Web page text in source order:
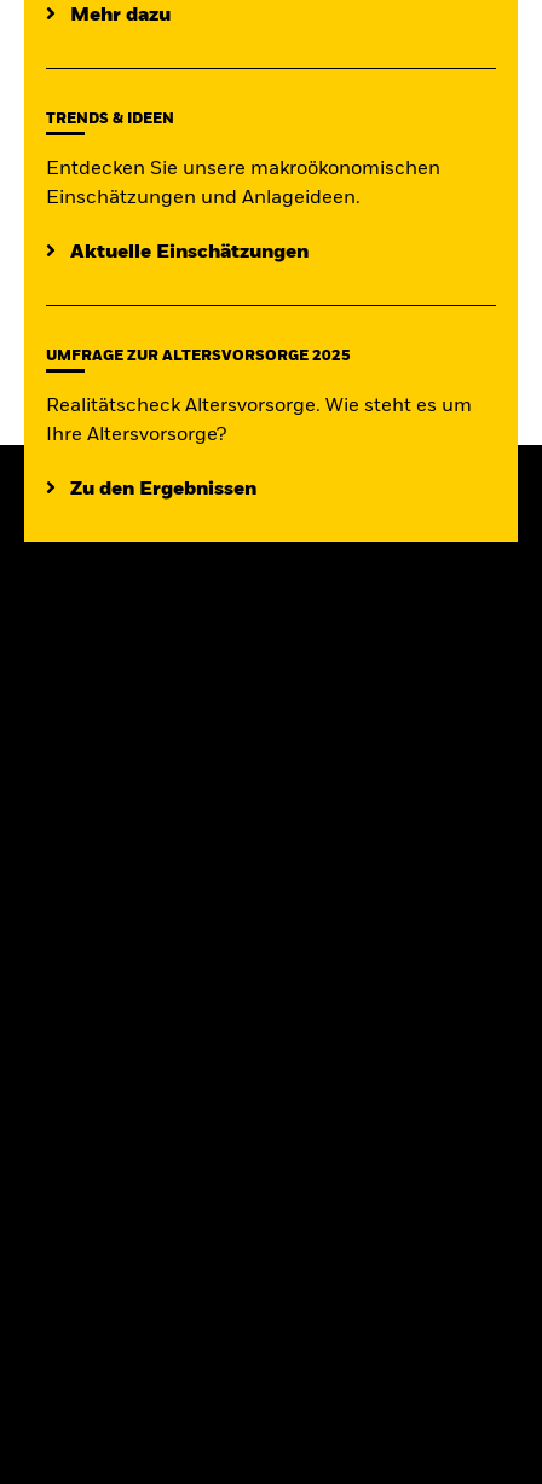
Mehr dazu
TRENDS & IDEEN
Entdecken Sie unsere makroökonomischen
Einschätzungen und Anlageideen.
Aktuelle Einschätzungen
UMFRAGE ZUR ALTERSVORSORGE 2025
Realitätscheck Altersvorsorge. Wie steht es um
Ihre Altersvorsorge?
Zu den Ergebnissen